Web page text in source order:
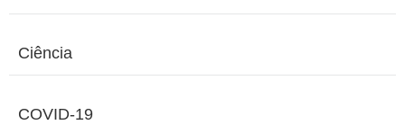
Ciência
COVID-19